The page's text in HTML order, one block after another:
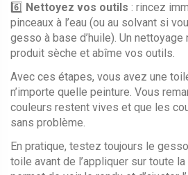
6️⃣ Nettoyez vos outils : rincez
pinceaux à l’eau (ou au solvant si
gesso à base d’huile). Un
produit sèche et abîme vos outils.
Avec ces étapes, vous avez une
n’importe quelle peinture. Vous
couleurs restent vives et que les
sans problème.
En pratique, testez toujours le
toile avant de l’appliquer sur toute